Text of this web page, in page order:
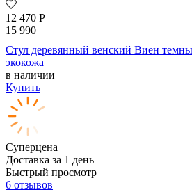
12 470 Р
15 990
Стул деревянный венский Виен
экокожа
в наличии
Купить
Суперцена
Доставка за 1 день
Быстрый просмотр
6 отзывов